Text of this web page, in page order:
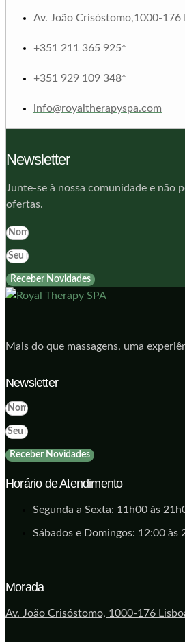
Av. João Crisóstomo,1000-176
+351 211 365 925*
+351 929 109 348*
info@royaltherapyspa.com
Newsletter
Junte-se à nossa comunidade e não
ofertas.
Receber Novidades
Mais do que massagens, uma
Newsletter
Receber Novidades
Horário de Atendimento
Segunda a Sexta: 11h00 às
Sábados e Domingos: 12:00 às
Morada
Av. João Crisóstomo, 1000-176